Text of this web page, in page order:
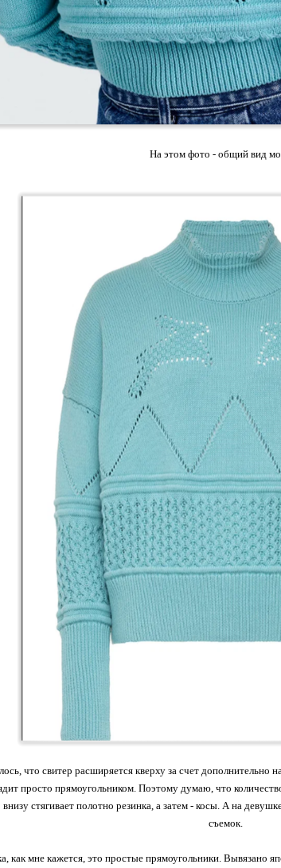
На этом фото - общий вид
что свитер расширяется кверху за счет дополнительно
просто прямоугольником. Поэтому думаю, что
стягивает полотно резинка, а затем - косы. А на
съемок.
как мне кажется, это простые прямоугольники. Вывязано